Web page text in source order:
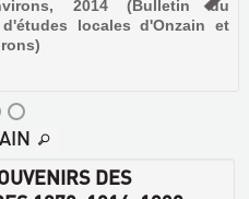
2014 (Bulletin du
d'études locales d'Onzain et
DES